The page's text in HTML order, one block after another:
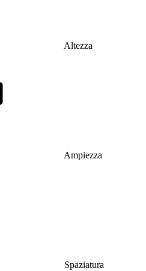
Altezza
Ampiezza
Spaziatura